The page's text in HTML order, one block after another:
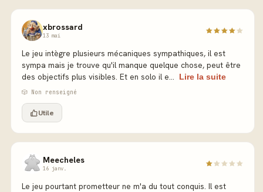
xbrossard
13 mai
Le jeu intègre plusieurs mécaniques sympathiques, il est
sympa mais je trouve qu'il manque quelque chose, peut être
des objectifs plus visibles. Et en solo il e...
Lire la suite
🎲 Non renseigné
Utile
Meecheles
16 janv.
Le jeu pourtant prometteur ne m'a du tout conquis. Il est